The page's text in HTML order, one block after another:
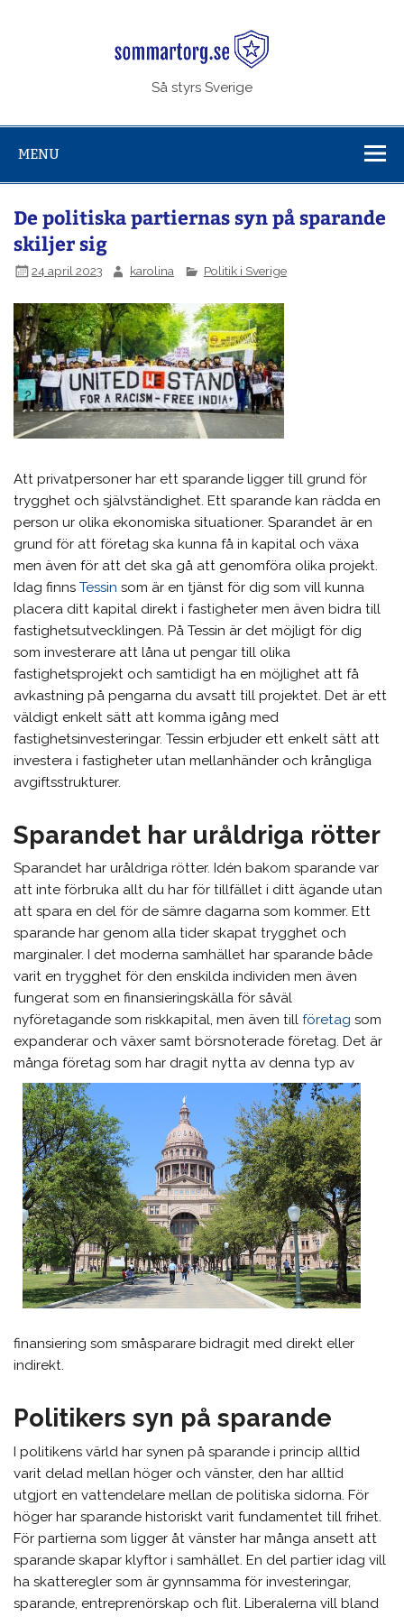
Så styrs Sverige
MENU
De politiska partiernas syn på sparande
skiljer sig
24 april 2023 karolina Politik i Sverige
Att privatpersoner har ett sparande ligger till grund för
trygghet och självständighet. Ett sparande kan rädda en
person ur olika ekonomiska situationer. Sparandet är en
grund för att företag ska kunna få in kapital och växa
men även för att det ska gå att genomföra olika projekt.
Idag finnsTessin som är en tjänst för dig som vill kunna
placera ditt kapital direkt i fastigheter men även bidra till
fastighetsutvecklingen. På Tessin är det möjligt för dig
som investerare att låna ut pengar till olika
fastighetsprojekt och samtidigt ha en möjlighet att få
avkastning på pengarna du avsatt till projektet. Det är ett
väldigt enkelt sätt att komma igång med
fastighetsinvesteringar. Tessin erbjuder ett enkelt sätt att
investera i fastigheter utan mellanhänder och krångliga
avgiftsstrukturer.
Sparandet har uråldriga rötter
Sparandet har uråldriga rötter. Idén bakom sparande var
att inte förbruka allt du har för tillfället i ditt ägande utan
att spara en del för de sämre dagarna som kommer. Ett
sparande har genom alla tider skapat trygghet och
marginaler. I det moderna samhället har sparande både
varit en trygghet för den enskilda individen men även
fungerat som en finansieringskälla för såväl
nyföretagande som riskkapital, men även tillföretagsom
expanderar och växer samt börsnoterade företag. Det är
många företag som har dragit nytta av denna typ av
finansiering som småsparare bidragit med direkt eller
indirekt.
Politikers syn på sparande
I politikens värld har synen på sparande i princip alltid
varit delad mellan höger och vänster, den har alltid
utgjort en vattendelare mellan de politiska sidorna. För
höger har sparande historiskt varit fundamentet till frihet.
För partierna som ligger åt vänster har många ansett att
sparande skapar klyftor i samhället. En del partier idag vill
ha skatteregler som är gynnsamma för investeringar,
sparande, entreprenörskap och flit. Liberalerna vill bland